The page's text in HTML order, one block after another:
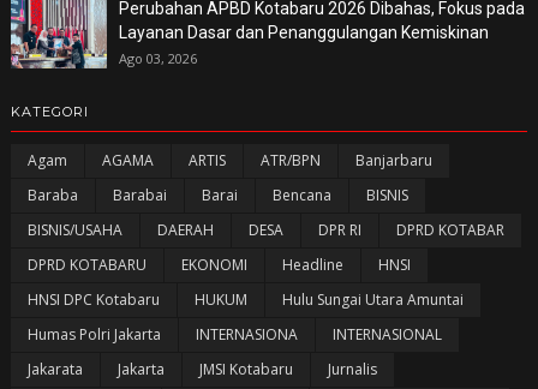
Perubahan APBD Kotabaru 2026 Dibahas, Fokus pada
Layanan Dasar dan Penanggulangan Kemiskinan
Ago 03, 2026
KATEGORI
Agam AGAMA ARTIS ATR/BPN
Banjarbaru
Baraba
Barabai Barai Bencana
BISNIS
BISNIS/USAHA
DAERAH DESA DPR RI
DPRD KOTABAR
DPRD KOTABARU
EKONOMI Headline
HNSI
HNSI DPC Kotabaru
HUKUM
Hulu Sungai Utara Amuntai
Humas Polri Jakarta
INTERNASIONA
INTERNASIONAL
Jakarata
Jakarta JMSI Kotabaru
Jurnalis